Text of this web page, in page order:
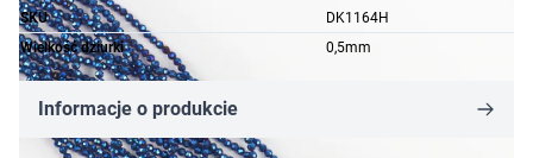
SKU
DK1164H
Wielkość dziurki
0,5mm
Informacje o produkcie